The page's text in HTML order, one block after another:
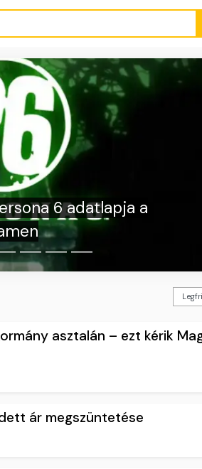
alkotói részleteket
a No Law-ról
asztalán – ezt kérik
ár megszüntetése